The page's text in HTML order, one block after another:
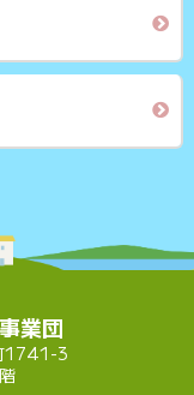
業団
1741-3